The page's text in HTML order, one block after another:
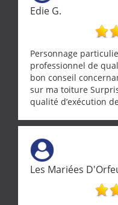
Edie G.
Personnage
professionnel de
bon conseil
sur ma toiture
qualité d’exécution
Les Mariées